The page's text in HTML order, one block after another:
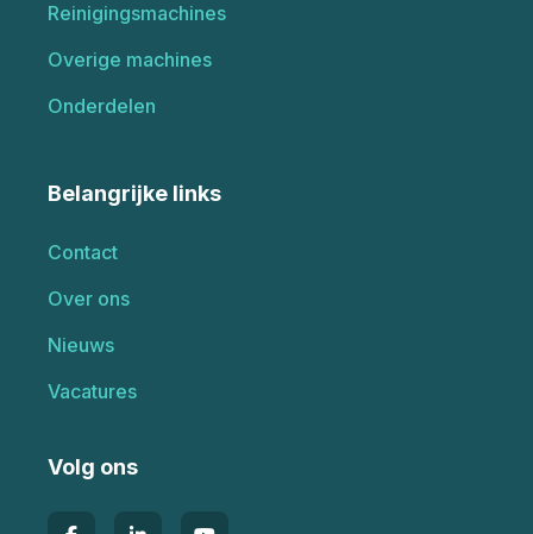
Reinigingsmachines
Overige machines
Onderdelen
Belangrijke links
Contact
Over ons
Nieuws
Vacatures
Volg ons